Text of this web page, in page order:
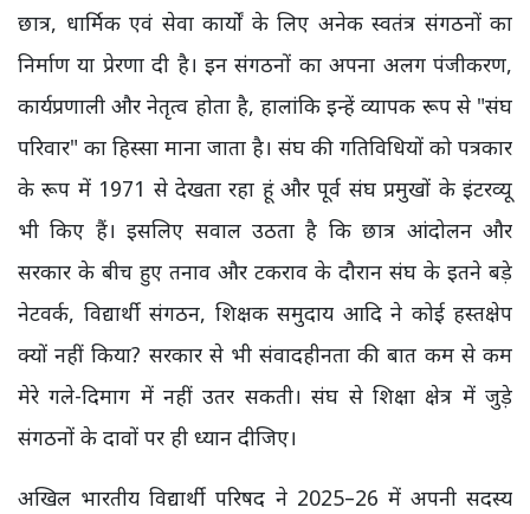
छात्र, धार्मिक एवं सेवा कार्यों के लिए अनेक स्वतंत्र संगठनों का
निर्माण या प्रेरणा दी है। इन संगठनों का अपना अलग पंजीकरण,
कार्यप्रणाली और नेतृत्व होता है, हालांकि इन्हें व्यापक रूप से "संघ
परिवार" का हिस्सा माना जाता है। संघ की गतिविधियों को पत्रकार
के रूप में 1971 से देखता रहा हूं और पूर्व संघ प्रमुखों के इंटरव्यू
भी किए हैं। इसलिए सवाल उठता है कि छात्र आंदोलन और
सरकार के बीच हुए तनाव और टकराव के दौरान संघ के इतने बड़े
नेटवर्क, विद्यार्थी संगठन, शिक्षक समुदाय आदि ने कोई हस्तक्षेप
क्यों नहीं किया? सरकार से भी संवादहीनता की बात कम से कम
मेरे गले-दिमाग में नहीं उतर सकती। संघ से शिक्षा क्षेत्र में जुड़े
संगठनों के दावों पर ही ध्यान दीजिए।
अखिल भारतीय विद्यार्थी परिषद ने 2025–26 में अपनी सदस्य